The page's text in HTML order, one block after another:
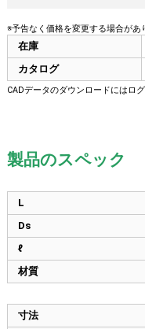
※予告なく価格を変更する場合があ
在庫
カタログ
CADデータのダウンロードにはロ
製品のスペック
L
Ds
ℓ
材質
寸法